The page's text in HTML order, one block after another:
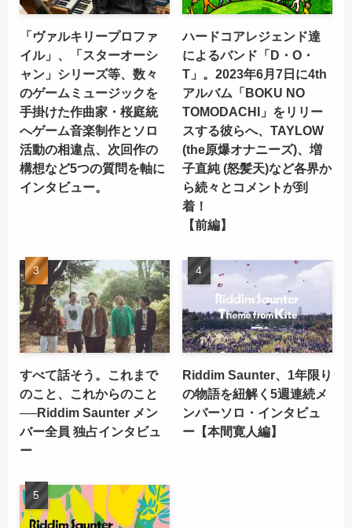
「ヴァルキリープロファ
イル」、「スターオーシ
ャン」シリーズ等、数々
のゲームミュージックを
手掛けた作曲家・桜庭統
へゲーム音楽制作とソロ
活動の相違点、次回作の
構想など5つの質問を軸に
インタビュー。
ハードコアレジェンド達
によるバンド「D・O・
T」。2023年6月7日に4th
アルバム「BOKU NO
TOMODACHI」をリリー
スする彼らへ、TAYLOW
(the原爆オナニーズ)、増
子直純 (怒髪天)など各界か
ら続々とコメントが到
着！
【前編】
すべて話そう。これまで
のこと、これからのこと
──Riddim Saunter メン
バー全員 独占インタビュ
ー
Riddim Saunter、1年限り
の物語を紐解く5週連続メ
ンバーソロ・インタビュ
ー【本間寛人編】